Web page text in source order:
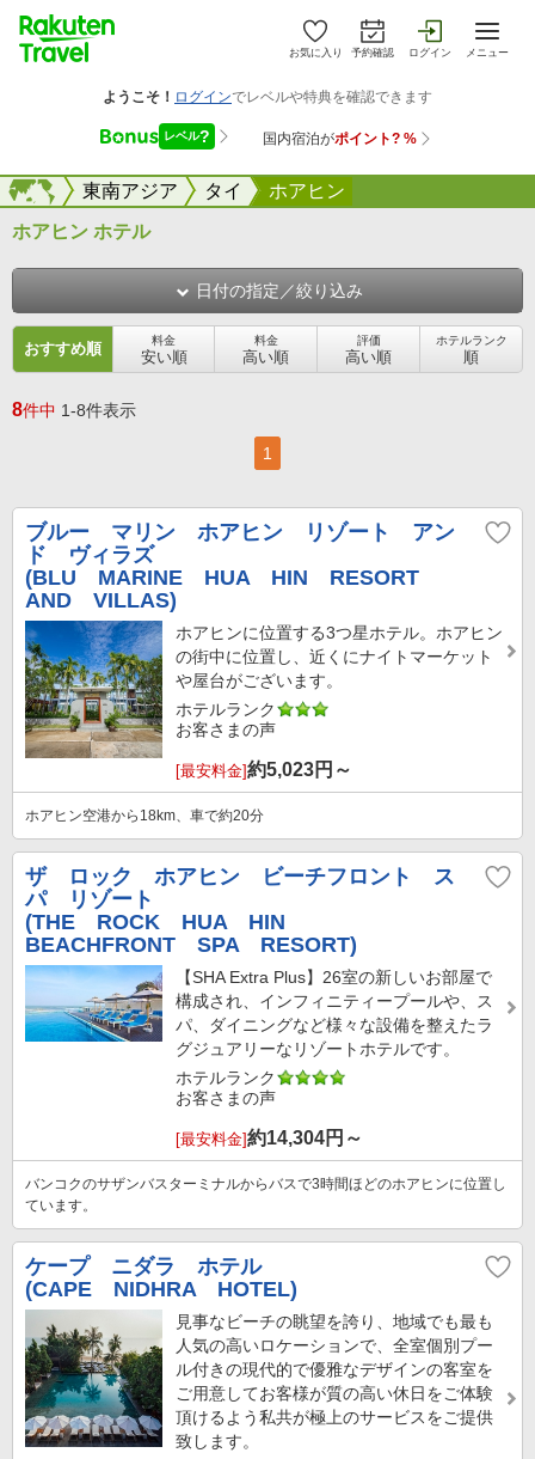
お気に入り 予約確認 ログイン メニュー
海外東南アジア タイ ホアヒン
海外
ホアヒン ホテル
日付の指定／絞り込み
おすすめ順 料金
安い順
料金
高い順
評価
高い順
ホテルランク
順
8件中 1-8件表示
1
ブルー マリン ホアヒン リゾート アン
ド ヴィラズ
(BLU MARINE HUA HIN RESORT
AND VILLAS)
ホアヒンに位置する3つ星ホテル。ホアヒン
の街中に位置し、近くにナイトマーケット
や屋台がございます。
ホテルランク
お客さまの声
[最安料金]約5,023円～
ホアヒン空港から18km、車で約20分
ザ ロック ホアヒン ビーチフロント ス
パ リゾート
(THE ROCK HUA HIN
BEACHFRONT SPA RESORT)
【SHA Extra Plus】26室の新しいお部屋で
構成され、インフィニティープールや、ス
パ、ダイニングなど様々な設備を整えたラ
グジュアリーなリゾートホテルです。
ホテルランク
お客さまの声
[最安料金]約14,304円～
バンコクのサザンバスターミナルからバスで3時間ほどのホアヒンに位置し
ています。
ケープ ニダラ ホテル
(CAPE NIDHRA HOTEL)
見事なビーチの眺望を誇り、地域でも最も
人気の高いロケーションで、全室個別プー
ル付きの現代的で優雅なデザインの客室を
ご用意してお客様が質の高い休日をご体験
頂けるよう私共が極上のサービスをご提供
致します。